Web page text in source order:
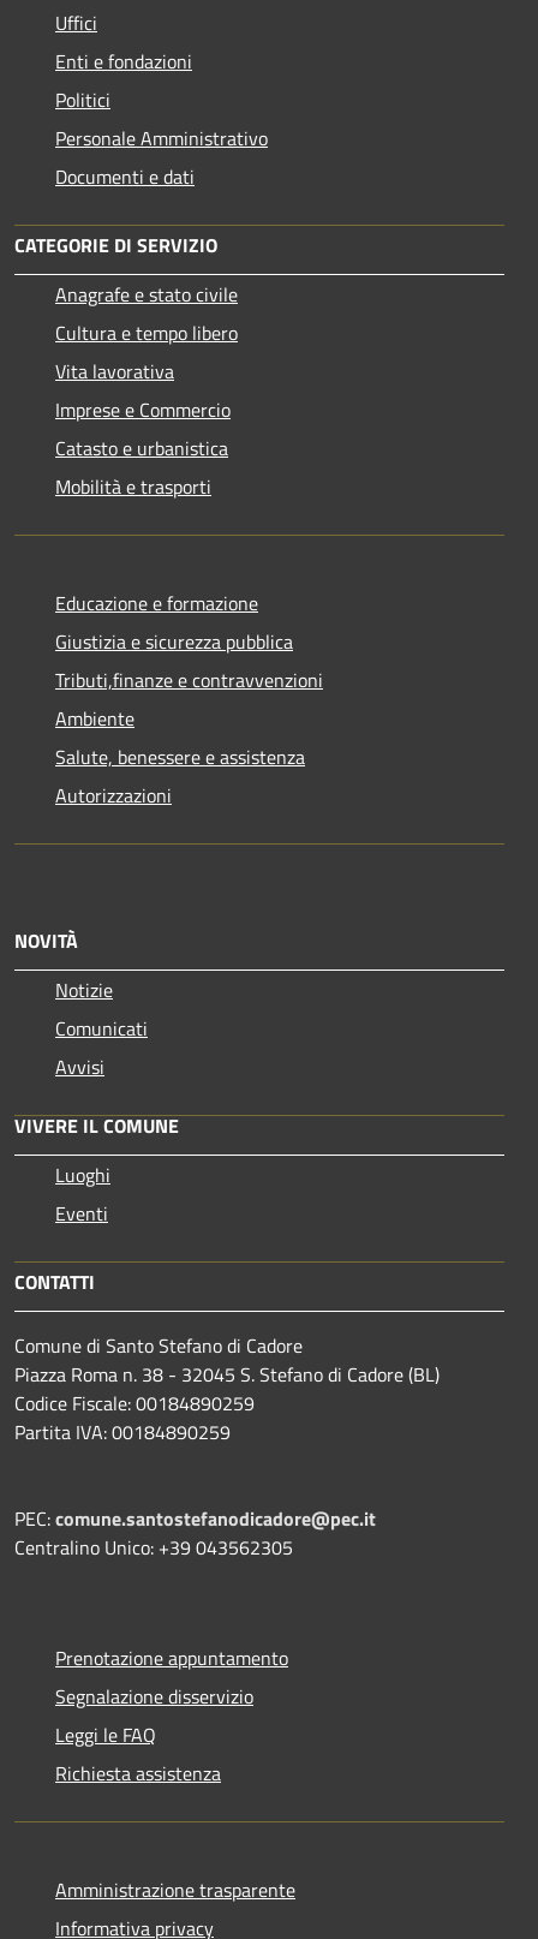
Uffici
Enti e fondazioni
Politici
Personale Amministrativo
Documenti e dati
CATEGORIE DI SERVIZIO
Anagrafe e stato civile
Cultura e tempo libero
Vita lavorativa
Imprese e Commercio
Catasto e urbanistica
Mobilità e trasporti
Educazione e formazione
Giustizia e sicurezza pubblica
Tributi,finanze e contravvenzioni
Ambiente
Salute, benessere e assistenza
Autorizzazioni
NOVITÀ
Notizie
Comunicati
Avvisi
VIVERE IL COMUNE
Luoghi
Eventi
CONTATTI
Comune di Santo Stefano di Cadore
Piazza Roma n. 38 - 32045 S. Stefano di Cadore (BL)
Codice Fiscale: 00184890259
Partita IVA: 00184890259
PEC:comune.santostefanodicadore@pec.it
Centralino Unico: +39 043562305
Prenotazione appuntamento
Segnalazione disservizio
Leggi le FAQ
Richiesta assistenza
Amministrazione trasparente
Informativa privacy